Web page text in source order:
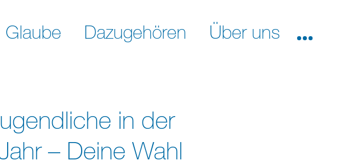
Glaube Dazugehören Über uns
in der
– Deine Wahl